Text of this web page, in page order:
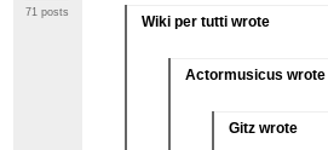
71 posts
Wiki per tutti wrote
Actormusicus wrote
Gitz wrote